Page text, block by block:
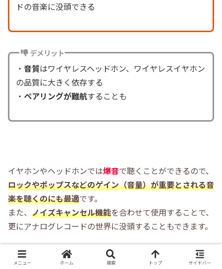
ドの音楽に没頭できる
デメリット
・ 音質はワイヤレスヘッドホン、ワイヤレスイヤホン
の品質に大きく依存する
・ ペアリングが難航することも
イヤホンやヘッドホンでは爆音で聴くことができるので、
ロックやポップスなどのゲイン（音量）が重要とされる音
楽を聴くのにも最適です。
また、 ノイズキャンセル機能を合わせて使用することで、
更にアナログレコードの世界に没頭することもできます。
メニュー ホーム 検索 トップ サイドバー